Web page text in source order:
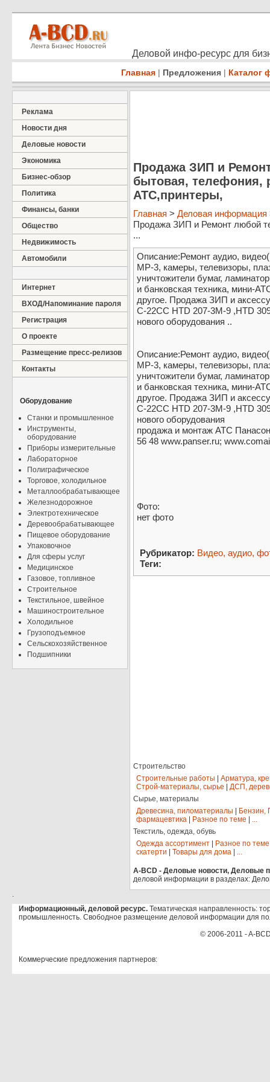
Деловой инфо-ресурс для
Главная | Предложения | Каталог
Реклама
Новости дня
Деловые новости
Экономика
Бизнес-обзор
Политика
Финансы, банки
Общество
Недвижимость
Автомобили
Интернет
ВХОД/Напоминание пароля
Регистрация
О проекте
Размещение пресс-релизов
Контакты
Оборудование
Станки и промышленное
Инструменты,
оборудование
Приборы измерительные
Лабораторное
Полиграфическое
Торговое, холодильное
Металлообрабатывающее
Железнодорожное
Электротехническое
Деревообрабатывающее
Пищевое оборудование
Упаковочное
Для сферы услуг
Медицинское
Газовое, топливное
Строительное
Текстильное, швейное
Машиностроительное
Холодильное
Грузоподъемное
Сельскохозяйственное
Подшипники
Продажа ЗИП и
бытовая, телефония,
АТС,принтеры,
Главная > Деловая информация
Продажа ЗИП и Ремонт любой
...
Описание:Ремонт аудио,
MP-3, камеры, телевизоры,
уничтожители бумаг,
и банковская техника, мини-
другое. Продажа ЗИП и
C-22CC HTD 207-3M-9 ,HTD
нового оборудования ..
Описание:Ремонт аудио,
MP-3, камеры, телевизоры,
уничтожители бумаг,
и банковская техника, мини-
другое. Продажа ЗИП и
C-22CC HTD 207-3M-9 ,HTD
нового оборудования
продажа и монтаж АТС
56 48 www.panser.ru;
Фото:
нет фото
Рубрикатор: Видео, аудио,
Теги:
Строительство
Строительные работы
Арматура,
Строй-материалы, сырье
ДСП,
Сырье, материалы
Древесина, пиломатериалы
Бензин,
фармацевтика
Разное по теме
...
Текстиль, одежда, обувь
Одежда ассортимент
Разное по теме
скатерти
Товары для дома ...
A-BCD - Деловые новости, Деловые
деловой информации в разделах:
.
Информационный, деловой ресурс. Тематическая направленность:
промышленность. Свободное размещение деловой информации для
© 2006-2011 - A-
Коммерческие предложения партнеров: